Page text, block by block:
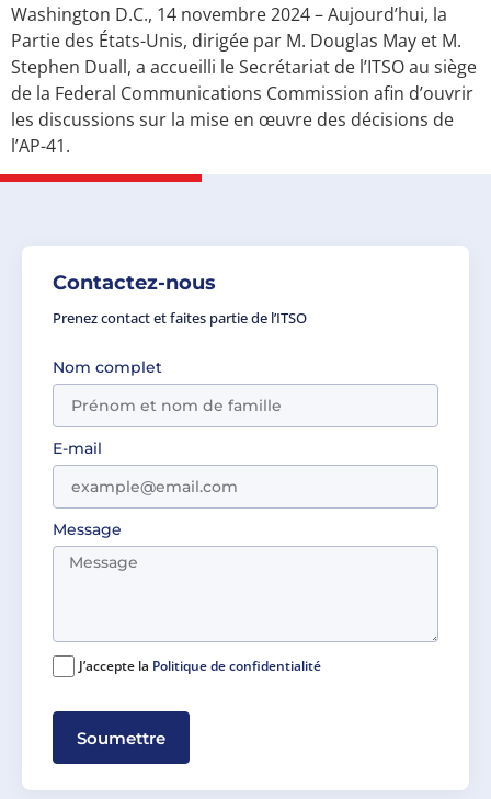
Washington D.C., 14 novembre 2024 – Aujourd’hui, la
Partie des États-Unis, dirigée par M. Douglas May et M.
Stephen Duall, a accueilli le Secrétariat de l’ITSO au siège
de la Federal Communications Commission afin d’ouvrir
les discussions sur la mise en œuvre des décisions de
l’AP-41.
Contactez-nous
Prenez contact et faites partie de l’ITSO
Nom complet
E-mail
Message
J’accepte la Politique de confidentialité
Soumettre